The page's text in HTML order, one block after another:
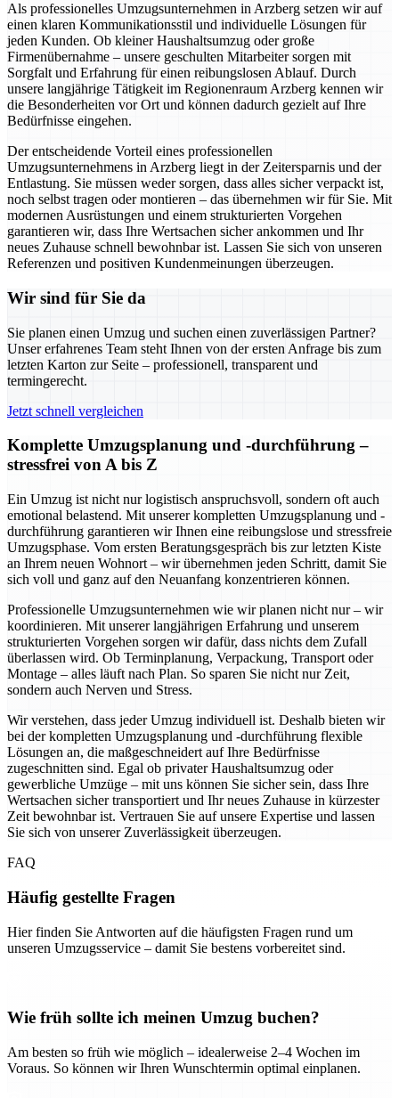
Als professionelles Umzugsunternehmen in Arzberg setzen wir auf
einen klaren Kommunikationsstil und individuelle Lösungen für
jeden Kunden. Ob kleiner Haushaltsumzug oder große
Firmenübernahme – unsere geschulten Mitarbeiter sorgen mit
Sorgfalt und Erfahrung für einen reibungslosen Ablauf. Durch
unsere langjährige Tätigkeit im Regionenraum Arzberg kennen wir
die Besonderheiten vor Ort und können dadurch gezielt auf Ihre
Bedürfnisse eingehen.
Der entscheidende Vorteil eines professionellen
Umzugsunternehmens in Arzberg liegt in der Zeitersparnis und der
Entlastung. Sie müssen weder sorgen, dass alles sicher verpackt ist,
noch selbst tragen oder montieren – das übernehmen wir für Sie. Mit
modernen Ausrüstungen und einem strukturierten Vorgehen
garantieren wir, dass Ihre Wertsachen sicher ankommen und Ihr
neues Zuhause schnell bewohnbar ist. Lassen Sie sich von unseren
Referenzen und positiven Kundenmeinungen überzeugen.
Wir sind für Sie da
Sie planen einen Umzug und suchen einen zuverlässigen Partner?
Unser erfahrenes Team steht Ihnen von der ersten Anfrage bis zum
letzten Karton zur Seite – professionell, transparent und
termingerecht.
Jetzt schnell vergleichen
Komplette Umzugsplanung und -durchführung –
stressfrei von A bis Z
Ein Umzug ist nicht nur logistisch anspruchsvoll, sondern oft auch
emotional belastend. Mit unserer kompletten Umzugsplanung und -
durchführung garantieren wir Ihnen eine reibungslose und stressfreie
Umzugsphase. Vom ersten Beratungsgespräch bis zur letzten Kiste
an Ihrem neuen Wohnort – wir übernehmen jeden Schritt, damit Sie
sich voll und ganz auf den Neuanfang konzentrieren können.
Professionelle Umzugsunternehmen wie wir planen nicht nur – wir
koordinieren. Mit unserer langjährigen Erfahrung und unserem
strukturierten Vorgehen sorgen wir dafür, dass nichts dem Zufall
überlassen wird. Ob Terminplanung, Verpackung, Transport oder
Montage – alles läuft nach Plan. So sparen Sie nicht nur Zeit,
sondern auch Nerven und Stress.
Wir verstehen, dass jeder Umzug individuell ist. Deshalb bieten wir
bei der kompletten Umzugsplanung und -durchführung flexible
Lösungen an, die maßgeschneidert auf Ihre Bedürfnisse
zugeschnitten sind. Egal ob privater Haushaltsumzug oder
gewerbliche Umzüge – mit uns können Sie sicher sein, dass Ihre
Wertsachen sicher transportiert und Ihr neues Zuhause in kürzester
Zeit bewohnbar ist. Vertrauen Sie auf unsere Expertise und lassen
Sie sich von unserer Zuverlässigkeit überzeugen.
FAQ
Häufig gestellte Fragen
Hier finden Sie Antworten auf die häufigsten Fragen rund um
unseren Umzugsservice – damit Sie bestens vorbereitet sind.
Wie früh sollte ich meinen Umzug buchen?
Am besten so früh wie möglich – idealerweise 2–4 Wochen im
Voraus. So können wir Ihren Wunschtermin optimal einplanen.